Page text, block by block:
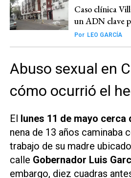
Caso clínica
un ADN clave
Por LEO GARCÍA
Abuso sexual en
cómo ocurrió el
El lunes 11 de mayo cerca
nena de 13 años caminaba
trabajo de su madre
calle Gobernador Luis
embargo, diez cuadras